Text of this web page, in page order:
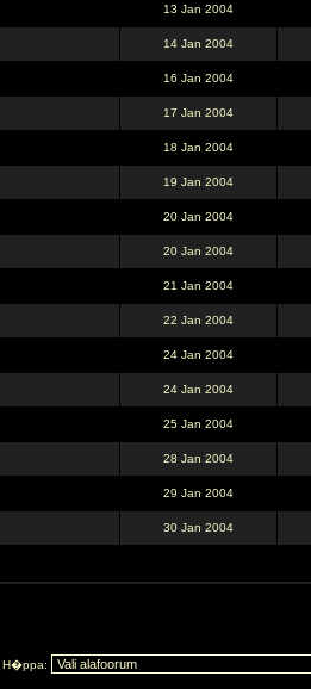
13 Jan 2004
14 Jan 2004
16 Jan 2004
17 Jan 2004
18 Jan 2004
19 Jan 2004
20 Jan 2004
20 Jan 2004
21 Jan 2004
22 Jan 2004
24 Jan 2004
24 Jan 2004
25 Jan 2004
28 Jan 2004
29 Jan 2004
30 Jan 2004
H�ppa: